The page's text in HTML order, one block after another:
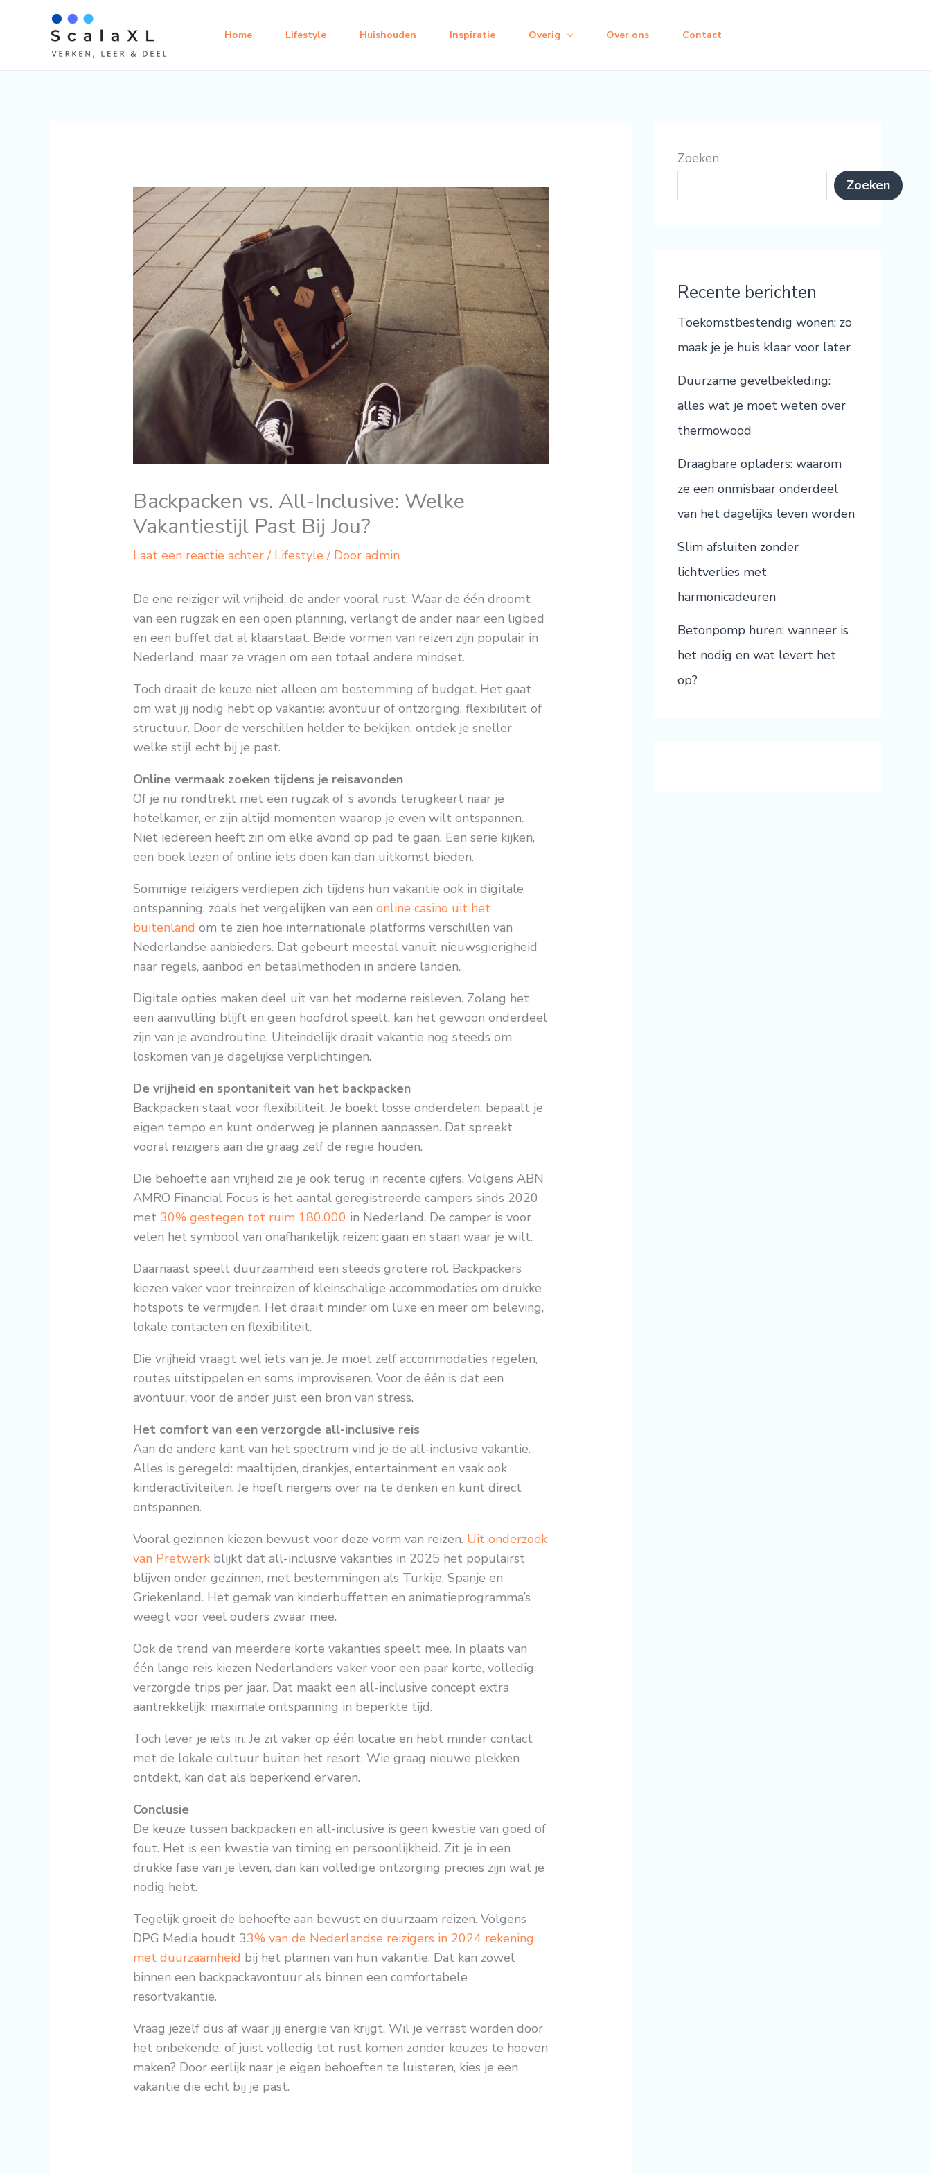
Home Lifestyle Huishouden Inspiratie Overig Over ons Contact
Backpacken vs. All-Inclusive: Welke
Vakantiestijl Past Bij Jou?
Laat een reactie achter / Lifestyle / Dooradmin
De ene reiziger wil vrijheid, de ander vooral rust. Waar de één droomt
van een rugzak en een open planning, verlangt de ander naar een ligbed
en een buffet dat al klaarstaat. Beide vormen van reizen zijn populair in
Nederland, maar ze vragen om een totaal andere mindset.
Toch draait de keuze niet alleen om bestemming of budget. Het gaat
om wat jij nodig hebt op vakantie: avontuur of ontzorging, flexibiliteit of
structuur. Door de verschillen helder te bekijken, ontdek je sneller
welke stijl echt bij je past.
Online vermaak zoeken tijdens je reisavonden
Of je nu rondtrekt met een rugzak of ’s avonds terugkeert naar je
hotelkamer, er zijn altijd momenten waarop je even wilt ontspannen.
Niet iedereen heeft zin om elke avond op pad te gaan. Een serie kijken,
een boek lezen of online iets doen kan dan uitkomst bieden.
Sommige reizigers verdiepen zich tijdens hun vakantie ook in digitale
ontspanning, zoals het vergelijken van eenonline casino uit het
buitenland om te zien hoe internationale platforms verschillen van
Nederlandse aanbieders. Dat gebeurt meestal vanuit nieuwsgierigheid
naar regels, aanbod en betaalmethoden in andere landen.
Digitale opties maken deel uit van het moderne reisleven. Zolang het
een aanvulling blijft en geen hoofdrol speelt, kan het gewoon onderdeel
zijn van je avondroutine. Uiteindelijk draait vakantie nog steeds om
loskomen van je dagelijkse verplichtingen.
De vrijheid en spontaniteit van het backpacken
Backpacken staat voor flexibiliteit. Je boekt losse onderdelen, bepaalt je
eigen tempo en kunt onderweg je plannen aanpassen. Dat spreekt
vooral reizigers aan die graag zelf de regie houden.
Die behoefte aan vrijheid zie je ook terug in recente cijfers. Volgens ABN
AMRO Financial Focus is het aantal geregistreerde campers sinds 2020
met 30% gestegen tot ruim 180.000 in Nederland. De camper is voor
velen het symbool van onafhankelijk reizen: gaan en staan waar je wilt.
Daarnaast speelt duurzaamheid een steeds grotere rol. Backpackers
kiezen vaker voor treinreizen of kleinschalige accommodaties om drukke
hotspots te vermijden. Het draait minder om luxe en meer om beleving,
lokale contacten en flexibiliteit.
Die vrijheid vraagt wel iets van je. Je moet zelf accommodaties regelen,
routes uitstippelen en soms improviseren. Voor de één is dat een
avontuur, voor de ander juist een bron van stress.
Het comfort van een verzorgde all-inclusive reis
Aan de andere kant van het spectrum vind je de all-inclusive vakantie.
Alles is geregeld: maaltijden, drankjes, entertainment en vaak ook
kinderactiviteiten. Je hoeft nergens over na te denken en kunt direct
ontspannen.
Vooral gezinnen kiezen bewust voor deze vorm van reizen. Uit onderzoek
van Pretwerk blijkt dat all-inclusive vakanties in 2025 het populairst
blijven onder gezinnen, met bestemmingen als Turkije, Spanje en
Griekenland. Het gemak van kinderbuffetten en animatieprogramma’s
weegt voor veel ouders zwaar mee.
Ook de trend van meerdere korte vakanties speelt mee. In plaats van
één lange reis kiezen Nederlanders vaker voor een paar korte, volledig
verzorgde trips per jaar. Dat maakt een all-inclusive concept extra
aantrekkelijk: maximale ontspanning in beperkte tijd.
Toch lever je iets in. Je zit vaker op één locatie en hebt minder contact
met de lokale cultuur buiten het resort. Wie graag nieuwe plekken
ontdekt, kan dat als beperkend ervaren.
Conclusie
De keuze tussen backpacken en all-inclusive is geen kwestie van goed of
fout. Het is een kwestie van timing en persoonlijkheid. Zit je in een
drukke fase van je leven, dan kan volledige ontzorging precies zijn wat je
nodig hebt.
Tegelijk groeit de behoefte aan bewust en duurzaam reizen. Volgens
DPG Media houdt 33% van de Nederlandse reizigers in 2024 rekening
met duurzaamheid bij het plannen van hun vakantie. Dat kan zowel
binnen een backpackavontuur als binnen een comfortabele
resortvakantie.
Vraag jezelf dus af waar jij energie van krijgt. Wil je verrast worden door
het onbekende, of juist volledig tot rust komen zonder keuzes te hoeven
maken? Door eerlijk naar je eigen behoeften te luisteren, kies je een
vakantie die echt bij je past.
Zoeken
Zoeken
Recente berichten
Toekomstbestendig wonen: zo
maak je je huis klaar voor later
Duurzame gevelbekleding:
alles wat je moet weten over
thermowood
Draagbare opladers: waarom
ze een onmisbaar onderdeel
van het dagelijks leven worden
Slim afsluiten zonder
lichtverlies met
harmonicadeuren
Betonpomp huren: wanneer is
het nodig en wat levert het
op?